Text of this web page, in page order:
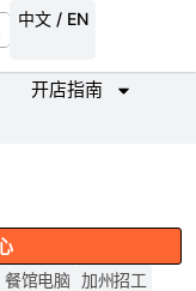
中文 / EN
开店指南
餐馆电脑
加州招工